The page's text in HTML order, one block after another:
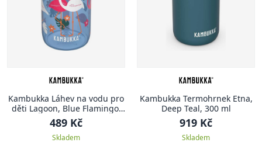
Kambukka Láhev na vodu pro
děti Lagoon, Blue Flamingo,
400 ml
489 Kč
Skladem
Kambukka Termohrnek Etna,
Deep Teal, 300 ml
919 Kč
Skladem